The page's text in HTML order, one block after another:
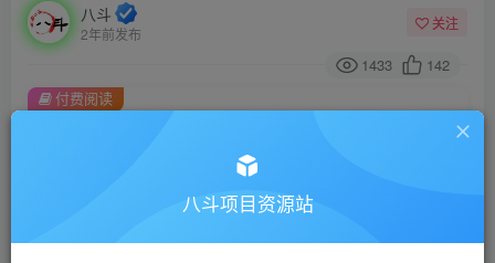
八斗
2年前发布
关注
1433 142
此内容为付费阅读，请付费后查看
会员专属资源
付费阅读
八斗项目资源站